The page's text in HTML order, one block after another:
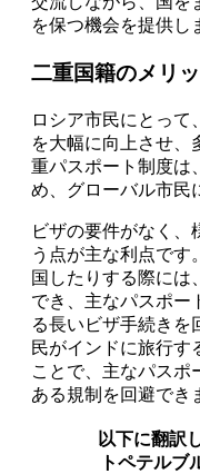
を保つ機会を提供し
二重国籍のメリ
ロシア市民にとって
を大幅に向上させ、
重パスポート制度は
め、グローバル市民
ビザの要件がなく、
う点が主な利点です
国したりする際には
でき、主なパスポー
る長いビザ手続きを
民がインドに旅行す
ことで、主なパスポ
ある規制を回避でき
以下に翻訳
トペテルブ